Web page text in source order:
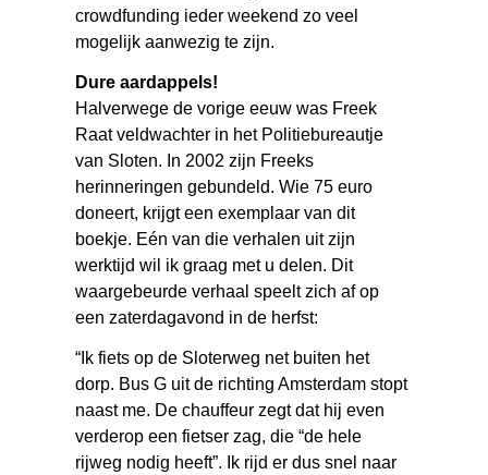
crowdfunding ieder weekend zo veel
mogelijk aanwezig te zijn.
Dure aardappels!
Halverwege de vorige eeuw was Freek
Raat veldwachter in het Politiebureautje
van Sloten. In 2002 zijn Freeks
herinneringen gebundeld. Wie 75 euro
doneert, krijgt een exemplaar van dit
boekje. Eén van die verhalen uit zijn
werktijd wil ik graag met u delen. Dit
waargebeurde verhaal speelt zich af op
een zaterdagavond in de herfst:
“Ik fiets op de Sloterweg net buiten het
dorp. Bus G uit de richting Amsterdam stopt
naast me. De chauffeur zegt dat hij even
verderop een fietser zag, die “de hele
rijweg nodig heeft”. Ik rijd er dus snel naar